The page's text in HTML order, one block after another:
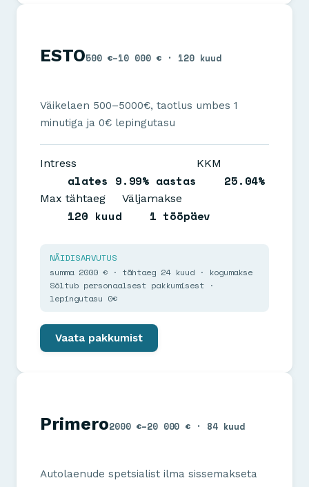
ESTO500 €–10 000 € · 120 kuud
Väikelaen 500–5000€, taotlus umbes 1
minutiga ja 0€ lepingutasu
Intress
alates 9.99% aastas
KKM
25.04%
Max tähtaeg
120 kuud
Väljamakse
1 tööpäev
NÄIDISARVUTUS
summa 2000 € · tähtaeg 24 kuud · kogumakse
Sõltub personaalsest pakkumisest ·
lepingutasu 0€
Vaata pakkumist
Primero2000 €–20 000 € · 84 kuud
Autolaenude spetsialist ilma sissemakseta